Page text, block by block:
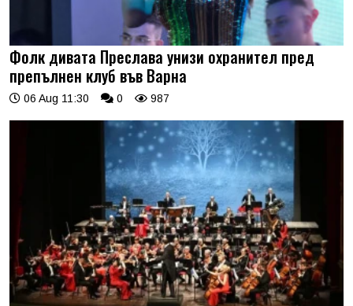
Фолк дивата Преслава унизи охранител пред
препълнен клуб във Варна
06 Aug 11:30 0 987